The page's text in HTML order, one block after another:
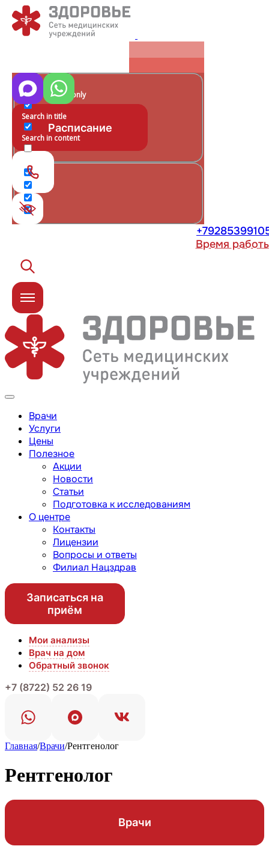
Exact matches only
Search in title
Search in content
Расписание
Время
Врачи
Услуги
Цены
Полезное
Акции
Новости
Статьи
Подготовка к исследованиям
О центре
Контакты
Лицензии
Вопросы и ответы
Филиал Нацздрав
Записаться на
приём
Мои анализы
Врач на дом
Обратный звонок
+7 (8722) 52 26 19
Главная/Врачи/Рентгенолог
Рентгенолог
Врачи